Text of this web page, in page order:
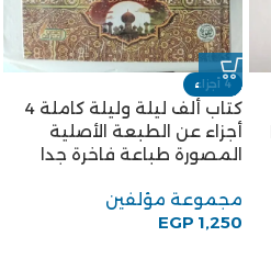
4 أجزاء
كتاب ألف ليلة وليلة كاملة 4
أجزاء عن الطبعة الأصلية
المصورة طباعة فاخرة جدا
مجموعة مؤلفين
EGP 1,250